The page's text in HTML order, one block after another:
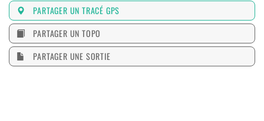
PARTAGER UN TRACÉ GPS
PARTAGER UN TOPO
PARTAGER UNE SORTIE